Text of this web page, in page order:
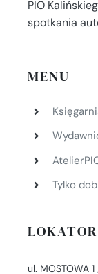
PIO
spotkania
MENU
Tylko
ul. MOSTOWA 1